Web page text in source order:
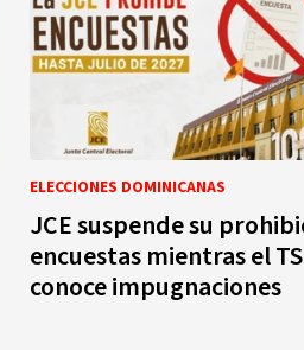
ELECCIONES DOMINICANAS
JCE suspende su
encuestas mientras el
conoce impugnaciones